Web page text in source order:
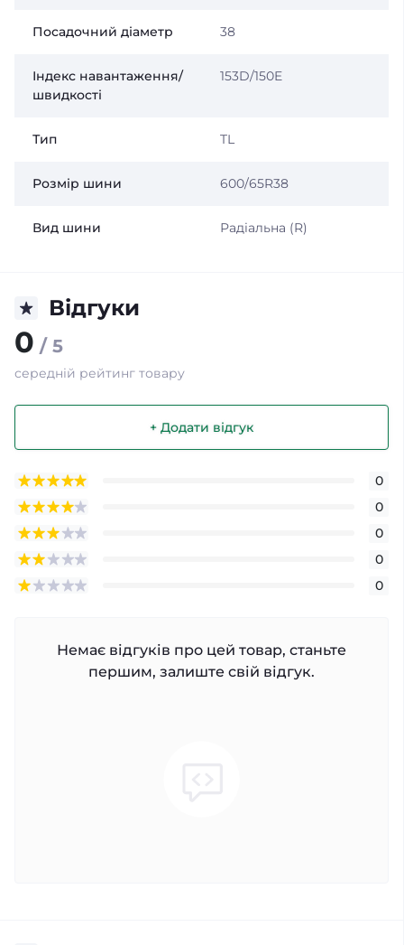
Посадочний діаметр 38
Індекс навантаження/
швидкості
153D/150E
Тип TL
Розмір шини 600/65R38
Вид шини Радіальна (R)
Відгуки
0 / 5
середній рейтинг товару
+ Додати відгук
0
0
0
0
0
Немає відгуків про цей товар, станьте
першим, залиште свій відгук.